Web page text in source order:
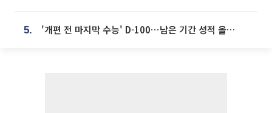
5. '개편 전 마지막 수능' D-100⋯남은 기간 성적 올릴 전략은